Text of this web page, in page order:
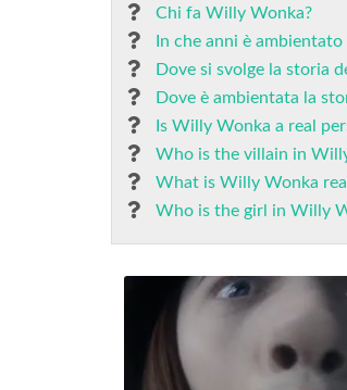
Chi fa Willy Wonka?
In che anni è
Dove si svolge la storia
Dove è ambientata la
Is Willy Wonka a real
Who is the villain in
What is Willy Wonka
Who is the girl in Willy